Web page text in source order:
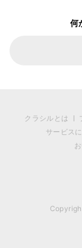
何
クラシルとは
サービス